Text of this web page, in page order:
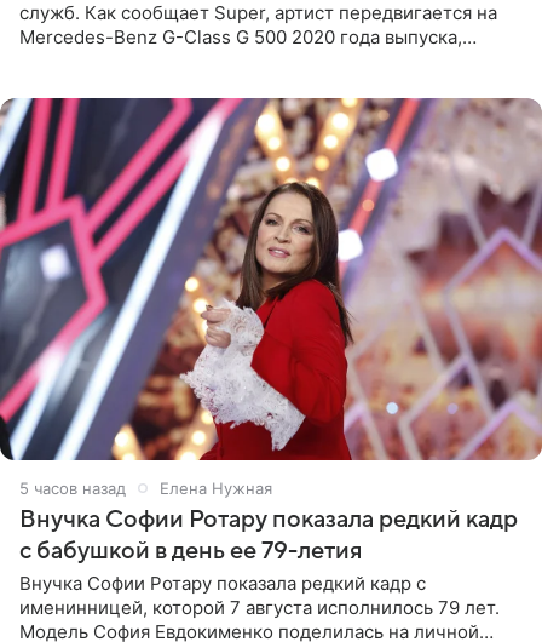
служб. Как сообщает Super, артист передвигается на
Mercedes-Benz G-Class G 500 2020 года выпуска,
5 часов назад Елена Нужная
Внучка Софии Ротару показала редкий кадр
с бабушкой в день ее 79-летия
Внучка Софии Ротару показала редкий кадр с
именинницей, которой 7 августа исполнилось 79 лет.
Модель София Евдокименко поделилась на личной